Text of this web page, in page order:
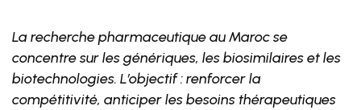
La recherche pharmaceutique au Maroc se
concentre sur les génériques, les biosimilaires et les
biotechnologies. L’objectif : renforcer la
compétitivité, anticiper les besoins thérapeutiques